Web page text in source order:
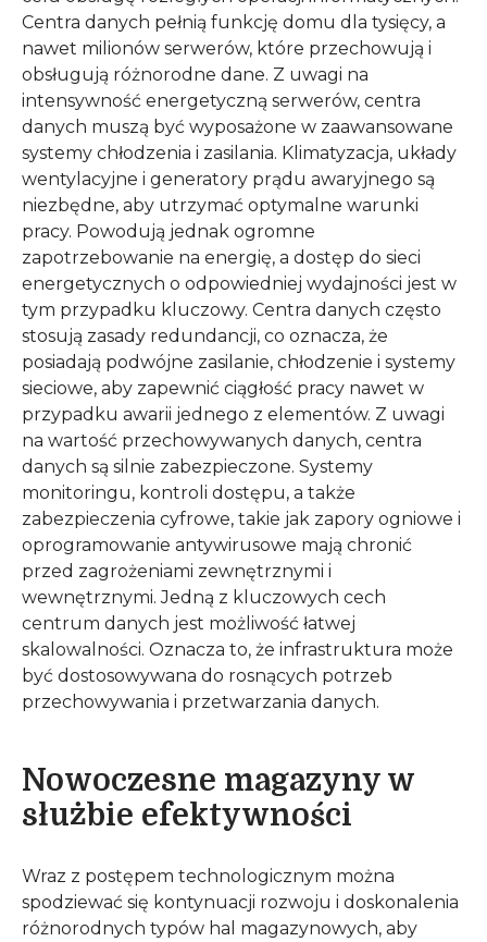
Centra danych pełnią funkcję domu dla tysięcy, a
nawet milionów serwerów, które przechowują i
obsługują różnorodne dane. Z uwagi na
intensywność energetyczną serwerów, centra
danych muszą być wyposażone w zaawansowane
systemy chłodzenia i zasilania. Klimatyzacja, układy
wentylacyjne i generatory prądu awaryjnego są
niezbędne, aby utrzymać optymalne warunki
pracy. Powodują jednak ogromne
zapotrzebowanie na energię, a dostęp do sieci
energetycznych o odpowiedniej wydajności jest w
tym przypadku kluczowy. Centra danych często
stosują zasady redundancji, co oznacza, że
posiadają podwójne zasilanie, chłodzenie i systemy
sieciowe, aby zapewnić ciągłość pracy nawet w
przypadku awarii jednego z elementów. Z uwagi
na wartość przechowywanych danych, centra
danych są silnie zabezpieczone. Systemy
monitoringu, kontroli dostępu, a także
zabezpieczenia cyfrowe, takie jak zapory ogniowe i
oprogramowanie antywirusowe mają chronić
przed zagrożeniami zewnętrznymi i
wewnętrznymi. Jedną z kluczowych cech
centrum danych jest możliwość łatwej
skalowalności. Oznacza to, że infrastruktura może
być dostosowywana do rosnących potrzeb
przechowywania i przetwarzania danych.
Nowoczesne magazyny w
służbie efektywności
Wraz z postępem technologicznym można
spodziewać się kontynuacji rozwoju i doskonalenia
różnorodnych typów hal magazynowych, aby